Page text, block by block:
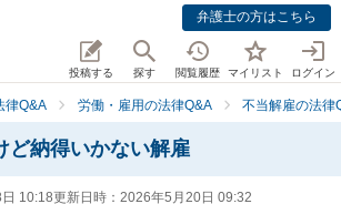
弁護士の方はこちら
投稿する 探す 閲覧履歴 マイリスト ログイン
律Q&A 労働・雇用の法律Q&A 不当解雇の法律
ど納得いかない解雇
10:18更新日時： 2026年5月20日 09:32